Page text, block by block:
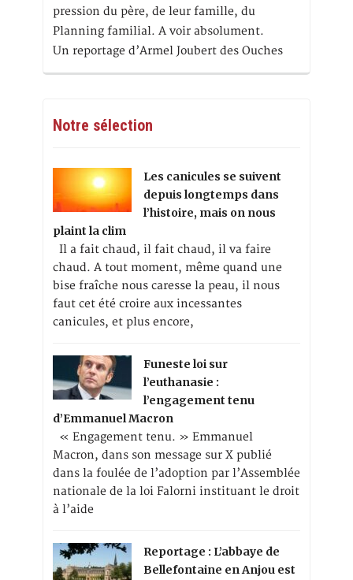
pression du père, de leur famille, du
Planning familial. A voir absolument.
Un reportage d’Armel Joubert des Ouches
Notre sélection
Les canicules se suivent
depuis longtemps dans
l’histoire, mais on nous
plaint la clim
Il a fait chaud, il fait chaud, il va faire
chaud. A tout moment, même quand une
bise fraîche nous caresse la peau, il nous
faut cet été croire aux incessantes
canicules, et plus encore,
Funeste loi sur
l’euthanasie :
l’engagement tenu
d’Emmanuel Macron
« Engagement tenu. » Emmanuel
Macron, dans son message sur X publié
dans la foulée de l’adoption par l’Assemblée
nationale de la loi Falorni instituant le droit
à l’aide
Reportage : L’abbaye de
Bellefontaine en Anjou est